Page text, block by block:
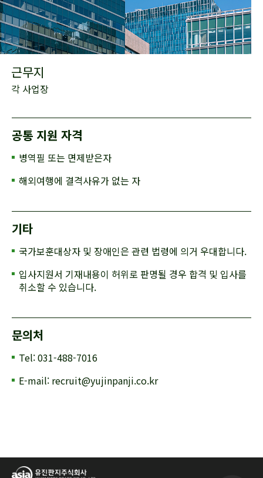
근무지
각 사업장
공통 지원 자격
병역필 또는 면제받은자
해외여행에 결격사유가 없는 자
기타
국가보훈대상자 및 장애인은 관련 법령에 의거 우대합니다.
입사지원서 기재내용이 허위로 판명될 경우 합격 및 입사를
취소할 수 있습니다.
문의처
Tel: 031-488-7016
E-mail: recruit@yujinpanji.co.kr